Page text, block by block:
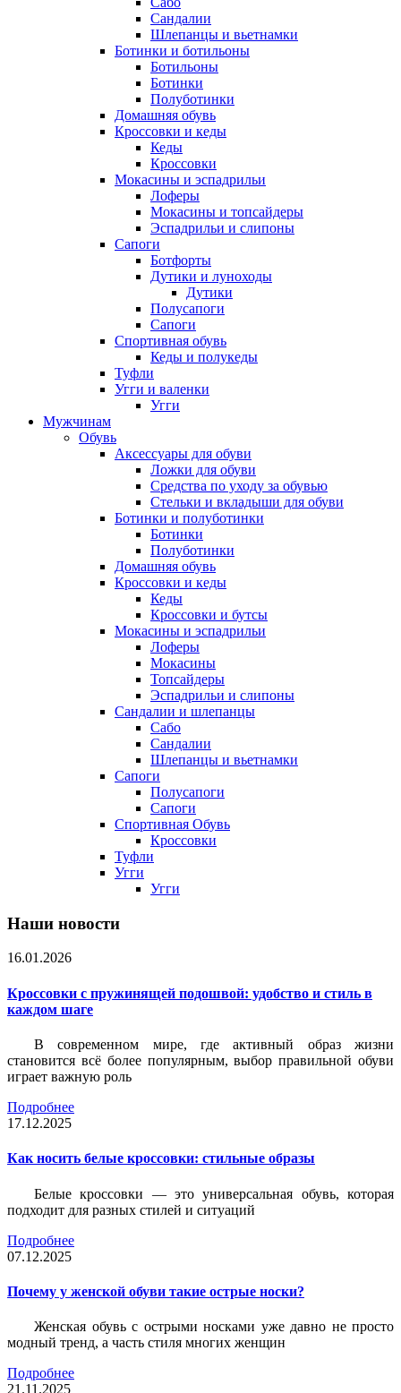
Сандалии
Шлепанцы и вьетнамки
Ботинки и ботильоны
Ботильоны
Ботинки
Полуботинки
Домашняя обувь
Кроссовки и кеды
Кеды
Кроссовки
Мокасины и эспадрильи
Лоферы
Мокасины и топсайдеры
Эспадрильи и слипоны
Сапоги
Ботфорты
Дутики и луноходы
Дутики
Полусапоги
Сапоги
Спортивная обувь
Кеды и полукеды
Туфли
Угги и валенки
Угги
Мужчинам
Обувь
Аксессуары для обуви
Ложки для обуви
Средства по уходу за обувью
Стельки и вкладыши для обуви
Ботинки и полуботинки
Ботинки
Полуботинки
Домашняя обувь
Кроссовки и кеды
Кеды
Кроссовки и бутсы
Мокасины и эспадрильи
Лоферы
Мокасины
Топсайдеры
Эспадрильи и слипоны
Сандалии и шлепанцы
Сабо
Сандалии
Шлепанцы и вьетнамки
Сапоги
Полусапоги
Сапоги
Спортивная Обувь
Кроссовки
Туфли
Угги
Угги
Наши новости
16.01.2026
Кроссовки с пружинящей подошвой: удобство и стиль в
каждом шаге
В современном мире, где активный образ жизни
становится всё более популярным, выбор правильной обуви
играет важную роль
Подробнее
17.12.2025
Как носить белые кроссовки: стильные образы
Белые кроссовки — это универсальная обувь, которая
подходит для разных стилей и ситуаций
Подробнее
07.12.2025
Почему у женской обуви такие острые носки?
Женская обувь с острыми носками уже давно не просто
модный тренд, а часть стиля многих женщин
Подробнее
21.11.2025